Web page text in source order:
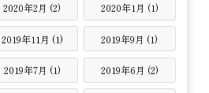
2020年2月 (2) 2020年1月 (1)
2019年11月 (1) 2019年9月 (1)
2019年7月 (1) 2019年6月 (2)